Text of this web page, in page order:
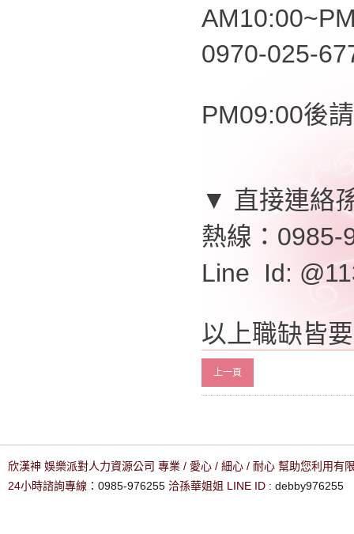
0970-025-
PM09:00後
▼ 直接連絡
熱線：0985-
Line Id:
以上職缺皆
上一頁
欣漢神 娛樂派對人力資源公司 專業 / 愛心 / 細心 / 耐心 幫助您利用有
24小時諮詢專線： 0985-976255 洽孫華姐姐 LINE ID : debby976255